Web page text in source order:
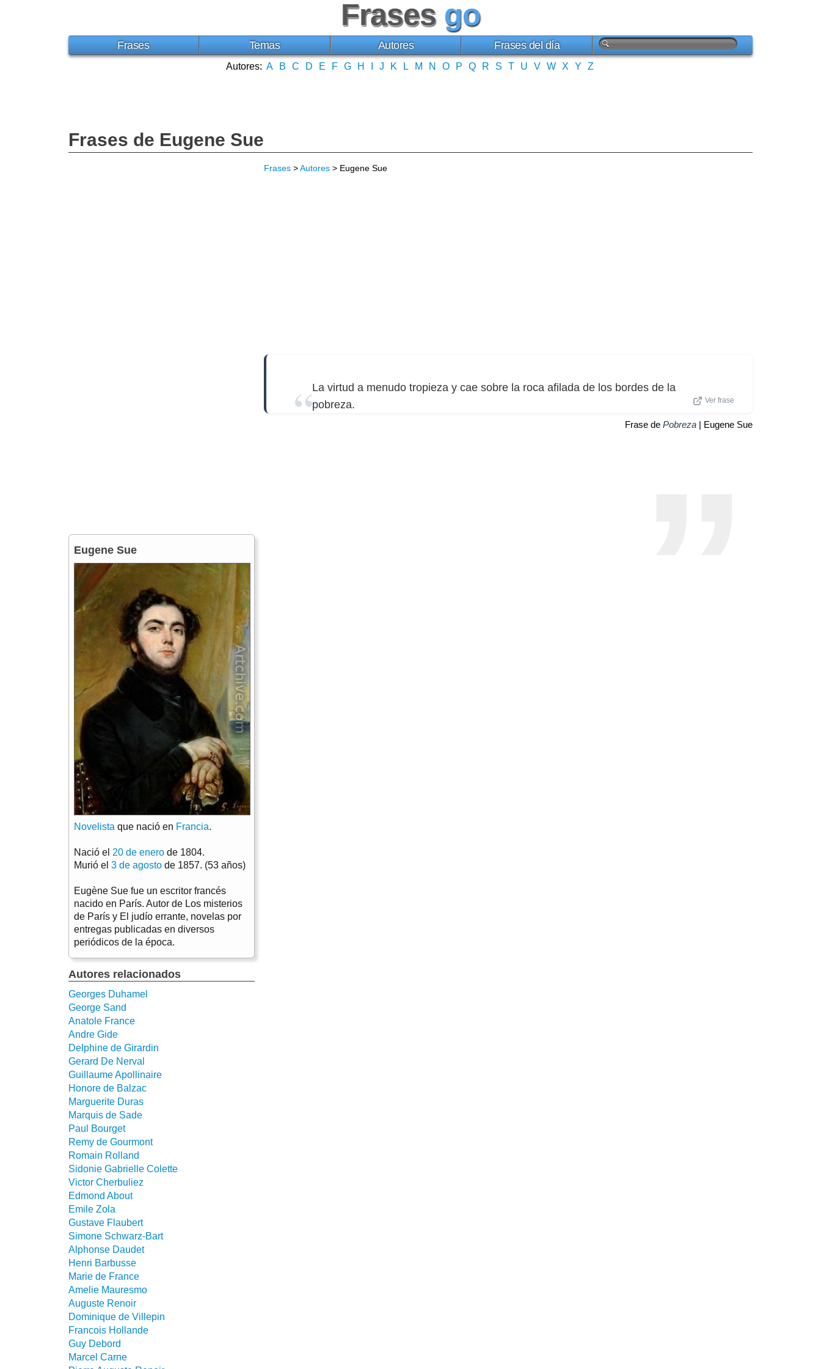
Frases go
Frases Temas Autores Frases del día
Autores: A B C D E F G H J K L M N O P Q R S T U V W X Y Z
Frases de Eugene Sue
Frases >Autores > Eugene Sue
La virtud a menudo tropieza y cae sobre la roca afilada de los bordes de la
pobreza.
Ver frase
Frase de Pobreza | Eugene Sue
Eugene Sue
Novelista que nació en Francia.
Nació el 20 de enero de 1804.
Murió el 3 de agosto de 1857. (53 años)
Eugène Sue fue un escritor francés
nacido en París. Autor de Los misterios
de París y El judío errante, novelas por
entregas publicadas en diversos
periódicos de la época.
Autores relacionados
Georges Duhamel
George Sand
Anatole France
Andre Gide
Delphine de Girardin
Gerard De Nerval
Guillaume Apollinaire
Honore de Balzac
Marguerite Duras
Marquis de Sade
Paul Bourget
Remy de Gourmont
Romain Rolland
Sidonie Gabrielle Colette
Victor Cherbuliez
Edmond About
Emile Zola
Gustave Flaubert
Simone Schwarz-Bart
Alphonse Daudet
Henri Barbusse
Marie de France
Amelie Mauresmo
Auguste Renoir
Dominique de Villepin
Francois Hollande
Guy Debord
Marcel Carne